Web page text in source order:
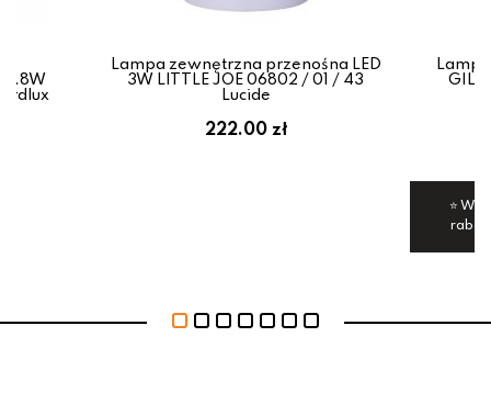
2.8W
Lampa zewnętrzna przenośna LED
3W LITTLE JOE 06802 / 01 / 43
Lucide
222.00 zł
⭐